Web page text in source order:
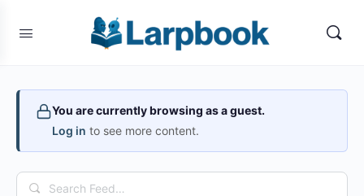
You are currently browsing as a guest.
Log in to see more content.
Search